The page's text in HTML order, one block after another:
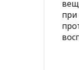
при